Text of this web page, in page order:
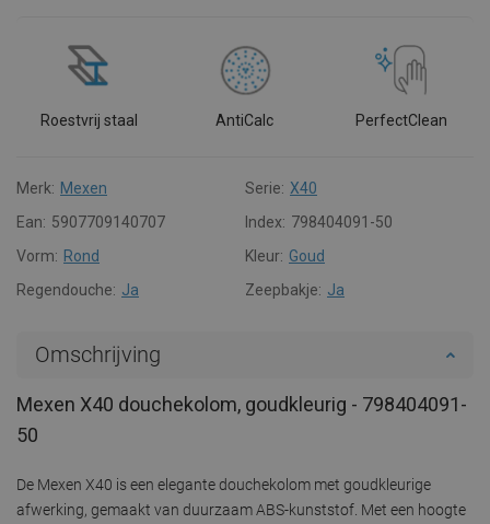
Roestvrij staal AntiCalc PerfectClean
Merk: Mexen Serie: X40
Ean: 5907709140707 Index: 798404091-50
Vorm: Rond Kleur: Goud
Regendouche: Ja Zeepbakje: Ja
Omschrijving
Mexen X40 douchekolom, goudkleurig - 798404091-
50
De Mexen X40 is een elegante douchekolom met goudkleurige
afwerking, gemaakt van duurzaam ABS-kunststof. Met een hoogte